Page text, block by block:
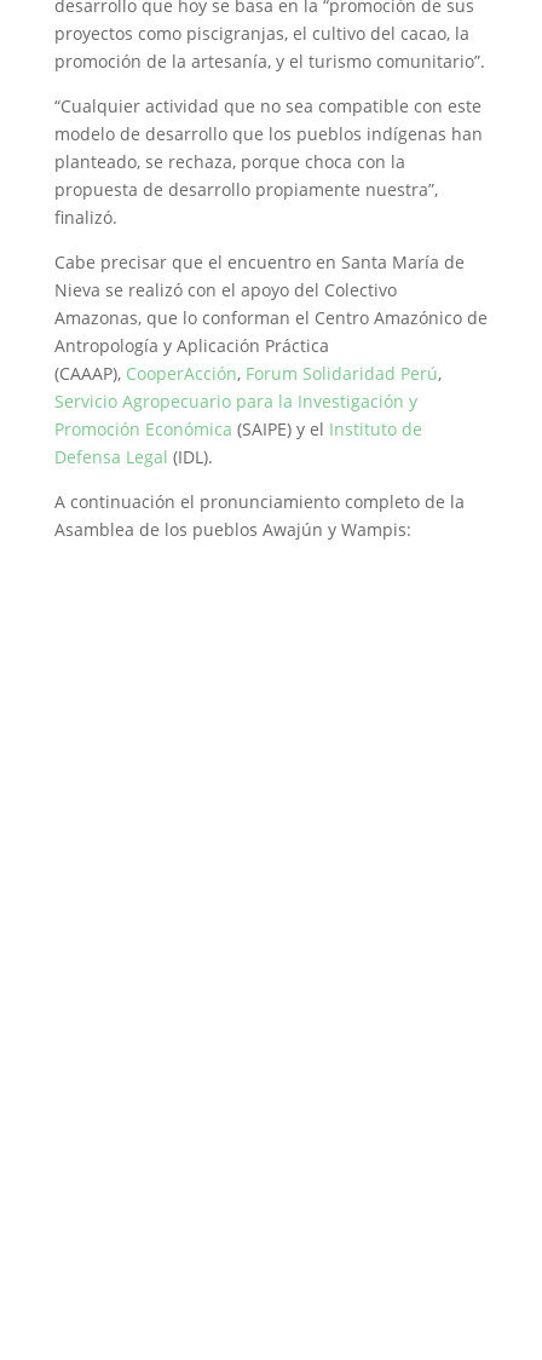
desarrollo que hoy se basa en la “promoción de sus
proyectos como piscigranjas, el cultivo del cacao, la
promoción de la artesanía, y el turismo comunitario”.
“Cualquier actividad que no sea compatible con este
modelo de desarrollo que los pueblos indígenas han
planteado, se rechaza, porque choca con la
propuesta de desarrollo propiamente nuestra”,
finalizó.
Cabe precisar que el encuentro en Santa María de
Nieva se realizó con el apoyo del Colectivo
Amazonas, que lo conforman el Centro Amazónico de
Antropología y Aplicación Práctica
(CAAAP), CooperAcción, Forum Solidaridad Perú,
Servicio Agropecuario para la Investigación y
Promoción Económica (SAIPE) y el Instituto de
Defensa Legal (IDL).
A continuación el pronunciamiento completo de la
Asamblea de los pueblos Awajún y Wampis: